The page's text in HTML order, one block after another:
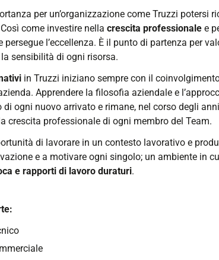
per un’organizzazione come Truzzi potersi
come investire nella crescita professionale e
persegue l’eccellenza. È il punto di partenza per
sensibilità di ogni risorsa.
in Truzzi iniziano sempre con il
Apprendere la filosofia aziendale e
ogni nuovo arrivato e rimane, nel corso degli
crescita professionale di ogni membro del Team.
di lavorare in un contesto lavorativo e
e a motivare ogni singolo; un ambiente in
e rapporti di lavoro duraturi.